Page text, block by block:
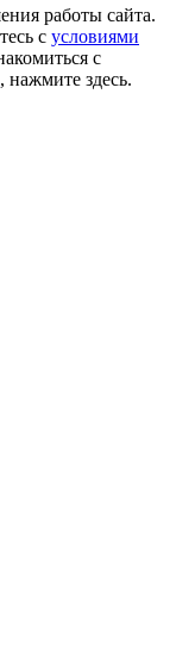
работы сайта.
с условиями
с
, нажмите здесь.